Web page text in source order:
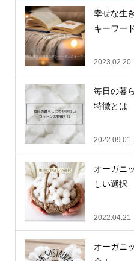
幸せな生
キーワー
2023.02.20
毎日の暮
特徴とは
2022.09.01
オーガニ
しい選択
2022.04.21
オーガニ